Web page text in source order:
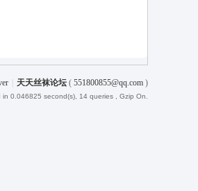
天天丝袜论坛 ( 551800855@qq.com )
in 0.046825 second(s), 14 queries , Gzip On.